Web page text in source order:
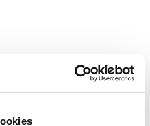
vide ATEX (pour